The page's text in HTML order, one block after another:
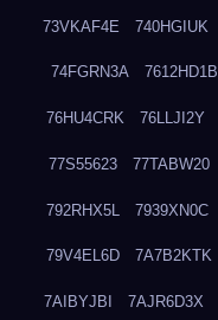
73VKAF4E 740HGIUK
74FGRN3A 7612HD1B
76HU4CRK 76LLJI2Y
77S55623 77TABW20
792RHX5L 7939XN0C
79V4EL6D 7A7B2KTK
7AIBYJBI 7AJR6D3X